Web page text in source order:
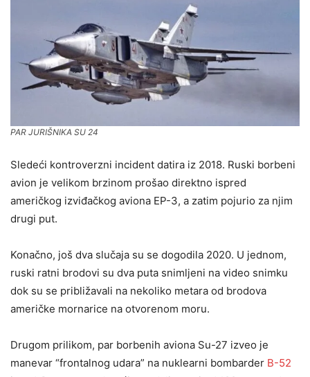
PAR JURIŠNIKA SU 24
Sledeći kontroverzni incident datira iz 2018. Ruski borbeni
avion je velikom brzinom prošao direktno ispred
američkog izviđačkog aviona EP-3, a zatim pojurio za njim
drugi put.
Konačno, još dva slučaja su se dogodila 2020. U jednom,
ruski ratni brodovi su dva puta snimljeni na video snimku
dok su se približavali na nekoliko metara od brodova
američke mornarice na otvorenom moru.
Drugom prilikom, par borbenih aviona Su-27 izveo je
manevar “frontalnog udara” na nuklearni bombarder B-52